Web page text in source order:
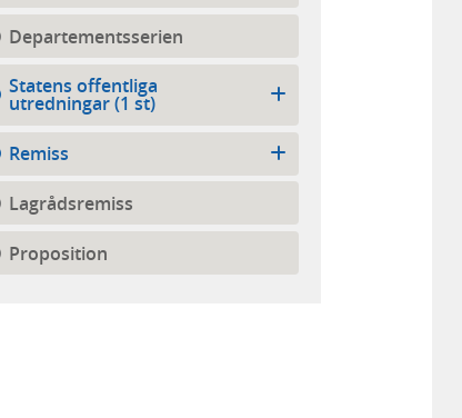
Departementsserien
Statens offentliga
utredningar (1 st)
Remiss
Lagrådsremiss
Proposition